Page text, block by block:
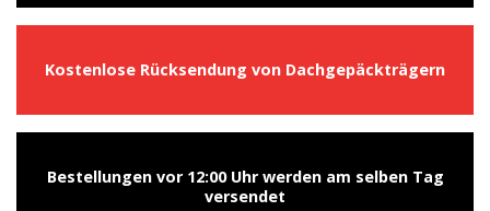
Kostenlose Rücksendung von Dachgepäckträgern
Bestellungen vor 12:00 Uhr werden am selben Tag
versendet